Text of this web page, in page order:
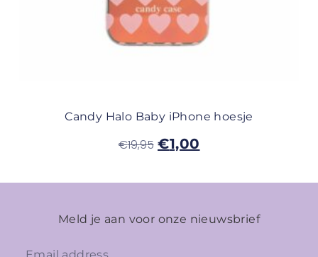
Candy Halo Baby iPhone hoesje
€19,95 €1,00
Meld je aan voor onze nieuwsbrief